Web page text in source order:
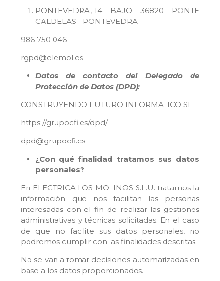
PONTEVEDRA, 14 - BAJO - 36820 - PONTE
CALDELAS - PONTEVEDRA
986 750 046
rgpd@elemol.es
Datos de contacto del Delegado de
Protección de Datos (DPD):
CONSTRUYENDO FUTURO INFORMATICO SL
https://grupocfi.es/dpd/
dpd@grupocfi.es
¿Con qué finalidad tratamos sus datos
personales?
En ELECTRICA LOS MOLINOS S.L.U. tratamos la
información que nos facilitan las personas
interesadas con el fin de realizar las gestiones
administrativas y técnicas solicitadas. En el caso
de que no facilite sus datos personales, no
podremos cumplir con las finalidades descritas.
No se van a tomar decisiones automatizadas en
base a los datos proporcionados.